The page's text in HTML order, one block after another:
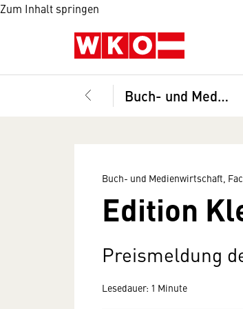
Zum Inhalt springen
Buch- und Medienwirtschaft, Fachverband
Buch- und Medienwirtschaft,
Edition
Preismeldung
Lesedauer: 1 Minute